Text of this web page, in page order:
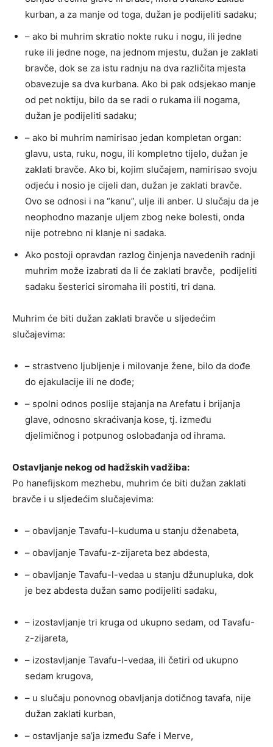
kurban, a za manje od toga, dužan je podijeliti sadaku;
– ako bi muhrim skratio nokte ruku i nogu, ili jedne
ruke ili jedne noge, na jednom mjestu, dužan je zaklati
bravče, dok se za istu radnju na dva različita mjesta
obavezuje sa dva kurbana. Ako bi pak odsjekao manje
od pet noktiju, bilo da se radi o rukama ili nogama,
dužan je podijeliti sadaku;
– ako bi muhrim namirisao jedan kompletan organ:
glavu, usta, ruku, nogu, ili kompletno tijelo, dužan je
zaklati bravče. Ako bi, kojim slučajem, namirisao svoju
odjeću i nosio je cijeli dan, dužan je zaklati bravče.
Ovo se odnosi i na “kanu”, ulje ili anber. U slučaju da je
neophodno mazanje uljem zbog neke bolesti, onda
nije potrebno ni klanje ni sadaka.
Ako postoji opravdan razlog činjenja navedenih radnji
muhrim može izabrati da li će zaklati bravče, podijeliti
sadaku šesterici siromaha ili postiti, tri dana.
Muhrim će biti dužan zaklati bravče u sljedećim
slučajevima:
– strastveno ljubljenje i milovanje žene, bilo da dođe
do ejakulacije ili ne dođe;
– spolni odnos poslije stajanja na Arefatu i brijanja
glave, odnosno skraćivanja kose, tj. između
djelimičnog i potpunog oslobađanja od ihrama.
Ostavljanje nekog od hadžskih vadžiba:
Po hanefijskom mezhebu, muhrim će biti dužan zaklati
bravče i u sljedećim slučajevima:
– obavljanje Tavafu-l-kuduma u stanju dženabeta,
– obavljanje Tavafu-z-zijareta bez abdesta,
– obavljanje Tavafu-l-vedaa u stanju džunupluka, dok
je bez abdesta dužan samo podijeliti sadaku,
– izostavljanje tri kruga od ukupno sedam, od Tavafu-
z-zijareta,
– izostavljanje Tavafu-l-vedaa, ili četiri od ukupno
sedam krugova,
– u slučaju ponovnog obavljanja dotičnog tavafa, nije
dužan zaklati kurban,
– ostavljanje sa’ja između Safe i Merve,